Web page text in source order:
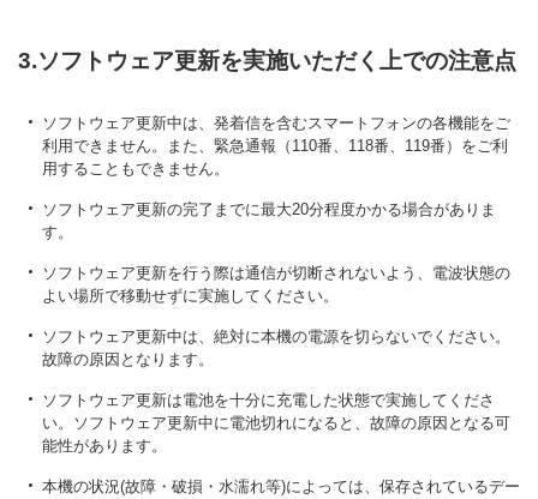
3.ソフトウェア更新を実施いただく上での注意点
ソフトウェア更新中は、発着信を含むスマートフォンの各機能をご
利用できません。また、緊急通報（110番、118番、119番）をご利
用することもできません。
ソフトウェア更新の完了までに最大20分程度かかる場合がありま
す。
ソフトウェア更新を行う際は通信が切断されないよう、電波状態の
よい場所で移動せずに実施してください。
ソフトウェア更新中は、絶対に本機の電源を切らないでください。
故障の原因となります。
ソフトウェア更新は電池を十分に充電した状態で実施してくださ
い。ソフトウェア更新中に電池切れになると、故障の原因となる可
能性があります。
本機の状況(故障・破損・水濡れ等)によっては、保存されているデー